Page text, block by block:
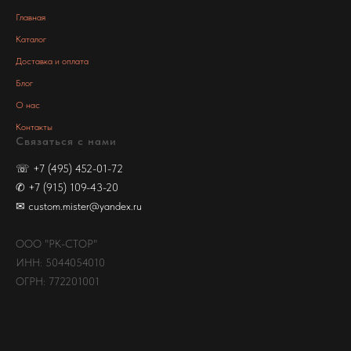
Главная
Каталог
Доставка и оплата
Блог
О нас
Контакты
Связаться с нами
☏ +7 (495) 452-01-72
✆ +7 (915) 109-43-20
✉ custom.mister@yandex.ru
ООО "РК-СТОР"
ИНН: 5044054010
ОГРН: 772201001